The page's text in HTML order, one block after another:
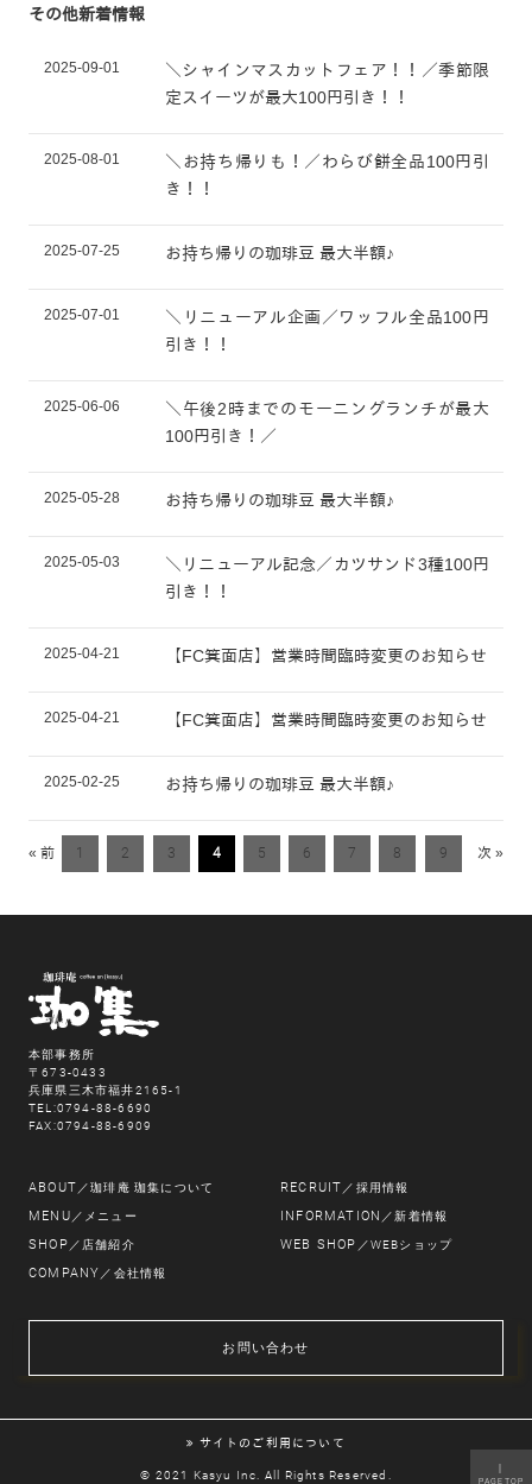
その他新着情報
2025-09-01
＼シャインマスカットフェア！！／季節限
定スイーツが最大100円引き！！
2025-08-01
＼お持ち帰りも！／わらび餅全品100円引
き！！
2025-07-25 お持ち帰りの珈琲豆 最大半額♪
2025-07-01
＼リニューアル企画／ワッフル全品100円
引き！！
2025-06-06
＼午後2時までのモーニングランチが最大
100円引き！／
2025-05-28 お持ち帰りの珈琲豆 最大半額♪
2025-05-03
＼リニューアル記念／カツサンド3種100円
引き！！
2025-04-21 【FC箕面店】営業時間臨時変更のお知らせ
2025-04-21 【FC箕面店】営業時間臨時変更のお知らせ
2025-02-25 お持ち帰りの珈琲豆 最大半額♪
« 前 1 2 3 4 5 6 7 8 9 次 »
｜
PAGETOP
本部事務所
〒673-0433
兵庫県三木市福井2165-1
TEL:0794-88-6690
FAX:0794-88-6909
ABOUT ／珈琲庵 珈集について RECRUIT ／採用情報
MENU ／メニュー INFORMATION ／新着情報
SHOP ／店舗紹介 WEB SHOP ／WEBショップ
COMPANY ／会社情報
お問い合わせ
サイトのご利用について
© 2021 Kasyu Inc. All Rights Reserved.